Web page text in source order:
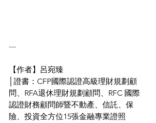
---
【作者】呂宛臻
│證書：CFP國際認證高級理財規劃顧
問、RFA退休理財規劃顧問、RFC 國際
認證財務顧問師暨不動產、信託、保
險、投資全方位15張金融專業證照